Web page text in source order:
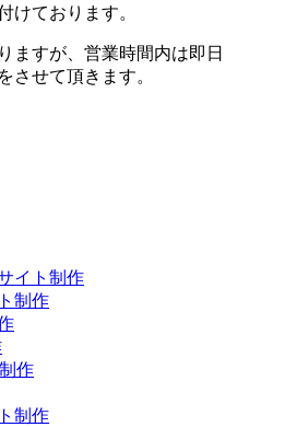
けております。
ますが、営業時間内は即日
させて頂きます。
イト制作
制作
作
制作